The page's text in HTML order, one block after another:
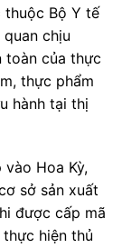
thuộc Bộ Y tế
chịu
toàn của thực
thực phẩm
hành tại thị
Hoa Kỳ,
sở sản xuất
được cấp mã
hiện thủ